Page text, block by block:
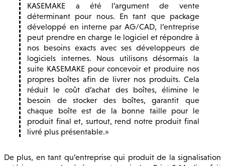
KASEMAKE a été l’argument de vente
déterminant pour nous. En tant que package
développé en interne par AG/CAD, l’entreprise
peut prendre en charge le logiciel et répondre à
nos besoins exacts avec ses développeurs de
logiciels internes. Nous utilisons désormais la
suite KASEMAKE pour concevoir et produire nos
propres boîtes afin de livrer nos produits. Cela
réduit le coût d’achat des boîtes, élimine le
besoin de stocker des boîtes, garantit que
chaque boîte est de la bonne taille pour le
produit final et, surtout, rend notre produit final
livré plus présentable.
De plus, en tant qu’entreprise qui produit de la signalisation